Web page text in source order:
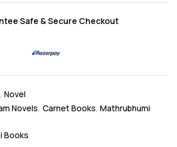
Safe & Secure Checkout
, Novel
Novels, Carnet Books,Mathrubhumi
Books